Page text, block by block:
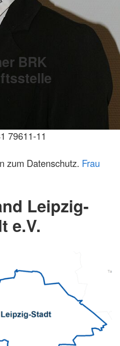
BRK
79611-11
zum Datenschutz. Frau
Leipzig-
e.V.